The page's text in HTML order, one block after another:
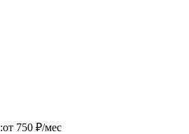
:от 750 ₽/мес